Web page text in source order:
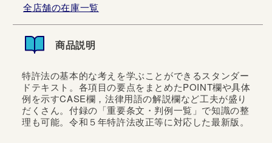
全店舗の在庫一覧
商品説明
特許法の基本的な考えを学ぶことができるスタンダー
ドテキスト。各項目の要点をまとめたPOINT欄や具体
例を示すCASE欄，法律用語の解説欄など工夫が盛り
だくさん。付録の「重要条文・判例一覧」で知識の整
理も可能。令和５年特許法改正等に対応した最新版。